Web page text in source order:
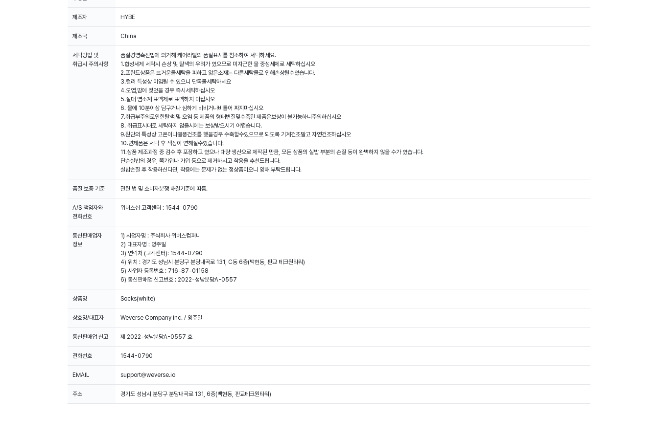
제조자 HYBE
제조국 China
세탁방법 및
취급시 주의사항
품질경영촉진법에 의거해 케어라벨의 품질표시를 참조하여 세탁하세요.
1.합성세제 세탁시 손상 및 탈색의 우려가 있으므로 미지근한 물 중성세제로 세탁하십시오
2.프린트상품은 뜨거운물세탁을 피하고 얇은소재는 다른세탁물로 인해손상될수있습니다.
3.컬러 특성상 이염될 수 있으니 단독물세탁하세요
4.오염,땀에 젖었을 경우 즉시세탁하십시오
5.절대 염소계 표백제로 표백하지 마십시오
6. 물에 10분이상 담구거나 심하게 비비거나비틀어 짜지마십시오
7.취급부주의로인한탈색 및 오염 등 제품의 형태변질및수축된 제품은보상이 불가능하니주의하십시오
8. 취급표시대로 세탁하지 않을시에는 보상받으시기 어렵습니다.
9.원단의 특성상 고온이나열풍건조를 했을경우 수축할수있으므로 되도록 기계건조말고 자연건조하십시오
10.면제품은 세탁 후 색상이 연해질수있습니다.
11.상품 제조과정 중 검수 후 포장하고 있으나 대량 생산으로 제작된 만큼, 모든 상품의 실밥 부분의 손질 등이 완벽하지 않을 수가 있습니다.
단순실밥의 경우, 쪽가위나 가위 등으로 제거하시고 착용을 추천드립니다.
실밥손질 후 착용하신다면, 착용에는 문제가 없는 정상품이오니 양해 부탁드립니다.
품질 보증 기준 관련 법 및 소비자분쟁 해결기준에 따름.
A/S 책임자와
전화번호
위버스샵 고객센터 : 1544-0790
통신판매업자
정보
1) 사업자명 : 주식회사 위버스컴퍼니
2) 대표자명 : 양주일
3) 연락처 (고객센터): 1544-0790
4) 위치 : 경기도 성남시 분당구 분당내곡로 131, C동 6층(백현동, 판교 테크원타워)
5) 사업자 등록번호 : 716-87-01158
6) 통신판매업 신고번호 : 2022-성남분당A-0557
상품명 Socks(white)
상호명/대표자 Weverse Company Inc. / 양주일
통신판매업 신고 제 2022-성남분당A-0557 호
전화번호 1544-0790
EMAIL support@weverse.io
주소 경기도 성남시 분당구 분당내곡로 131, 6층(백현동, 판교테크원타워)